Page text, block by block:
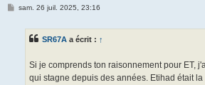
Msam. 26 juil. 2025, 23:16
SR67A a écrit : ↑
Si je comprends ton raisonnement pour ET,
qui stagne depuis des années. Etihad était